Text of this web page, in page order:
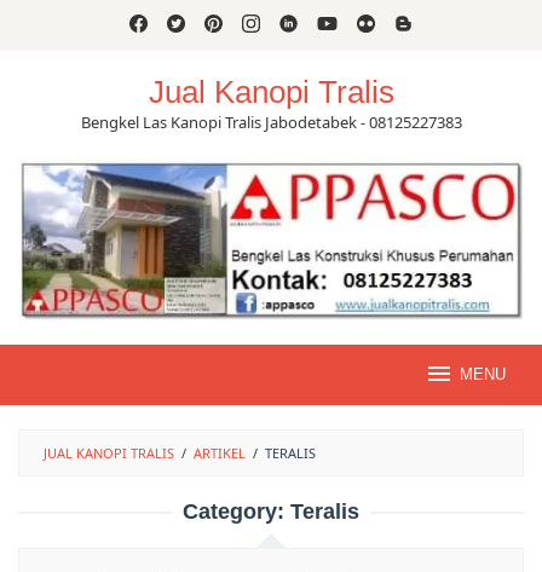
Jual Kanopi Tralis
Bengkel Las Kanopi Tralis Jabodetabek - 08125227383
MENU
JUAL KANOPI TRALIS / ARTIKEL / TERALIS
Category: Teralis